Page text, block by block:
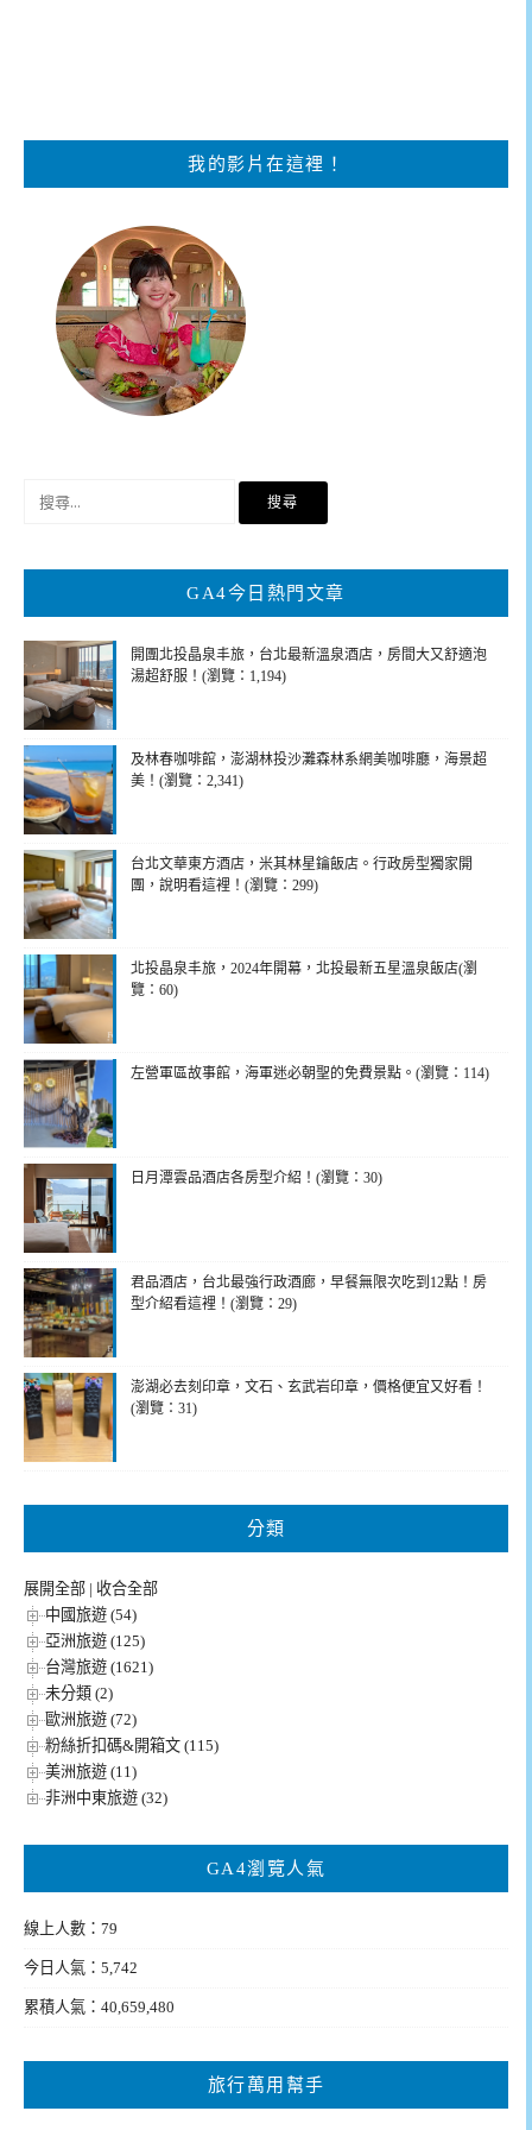
我的影片在這裡！
鍵
GA4今日熱門文章
開團北投晶泉丰旅，台北最新溫泉酒店，房間大又舒適泡
湯超舒服！(瀏覽：1,194)
及林春咖啡館，澎湖林投沙灘森林系網美咖啡廳，海景超
美！(瀏覽：2,341)
台北文華東方酒店，米其林星鑰飯店。行政房型獨家開
團，說明看這裡！(瀏覽：299)
北投晶泉丰旅，2024年開幕，北投最新五星溫泉飯店(瀏
覽：60)
左營軍區故事館，海軍迷必朝聖的免費景點。(瀏覽：114)
日月潭雲品酒店各房型介紹！(瀏覽：30)
君品酒店，台北最強行政酒廊，早餐無限次吃到12點！房
型介紹看這裡！(瀏覽：29)
澎湖必去刻印章，文石、玄武岩印章，價格便宜又好看！
(瀏覽：31)
分類
展開全部 | 收合全部
中國旅遊 (54)
亞洲旅遊 (125)
台灣旅遊 (1621)
未分類 (2)
歐洲旅遊 (72)
粉絲折扣碼&開箱文 (115)
美洲旅遊 (11)
非洲中東旅遊 (32)
GA4瀏覽人氣
線上人數：79
今日人氣：5,742
累積人氣：40,659,480
旅行萬用幫手